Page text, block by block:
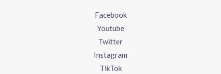
Facebook
Youtube
Twitter
Instagram
TikTok